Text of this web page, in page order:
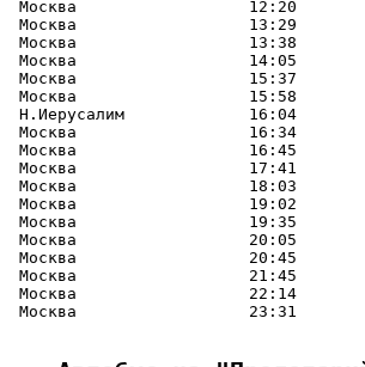
Москва                  12:20
Москва                  13:29
Москва                  13:38
Москва                  14:05
Москва                  15:37
Москва                  15:58
Н.Иерусалим             16:04
Москва                  16:34
Москва                  16:45
Москва                  17:41
Москва                  18:03
Москва                  19:02
Москва                  19:35
Москва                  20:05
Москва                  20:45
Москва                  21:45
Москва                  22:14
Москва                  23:31